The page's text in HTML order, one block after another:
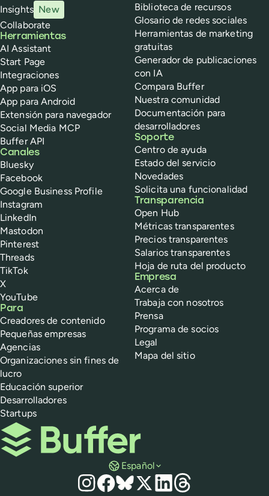
Insights New
Collaborate
Herramientas
AI Assistant
Start Page
Integraciones
App para iOS
App para Android
Extensión para navegador
Social Media MCP
Buffer API
Canales
Bluesky
Facebook
Google Business Profile
Instagram
LinkedIn
Mastodon
Pinterest
Threads
TikTok
X
YouTube
Para
Creadores de contenido
Pequeñas empresas
Agencias
Organizaciones sin fines de
lucro
Educación superior
Desarrolladores
Startups
Biblioteca de recursos
Glosario de redes sociales
Herramientas de marketing
gratuitas
Generador de publicaciones
con IA
Compara Buffer
Nuestra comunidad
Documentación para
desarrolladores
Soporte
Centro de ayuda
Estado del servicio
Novedades
Solicita una funcionalidad
Transparencia
Open Hub
Métricas transparentes
Precios transparentes
Salarios transparentes
Hoja de ruta del producto
Empresa
Acerca de
Trabaja con nosotros
Prensa
Programa de socios
Legal
Mapa del sitio
Buffer
Español
Redes sociales
Instagram
Facebook
Bluesky
X LinkedIn
Threads